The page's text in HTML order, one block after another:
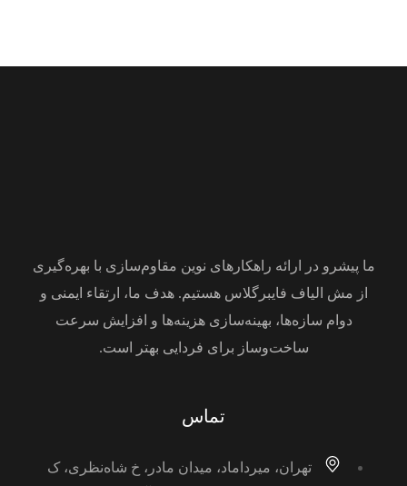
ما پیشرو در ارائه راهکارهای نوین مقاوم‌سازی با بهره‌گیری
از مش الیاف فایبرگلاس هستیم. هدف ما، ارتقاء ایمنی و
دوام سازه‌ها، بهینه‌سازی هزینه‌ها و افزایش سرعت
ساخت‌وساز برای فردایی بهتر است.
تماس
تهران، میرداماد، میدان مادر، خ شاه‌نظری، ک